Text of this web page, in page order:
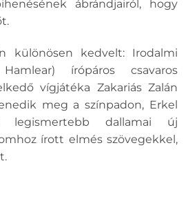
ábrándjairól, hogy
különösen kedvelt: Irodalmi
Hamlear) írópáros csavaros
vígjátéka Zakariás Zalán
meg a színpadon, Erkel
legismertebb dallamai új
írott elmés szövegekkel,